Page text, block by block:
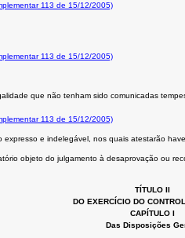
113 de 15/12/2005)
113 de 15/12/2005)
que não tenham sido comunicadas
113 de 15/12/2005)
e indelegável, nos quais atestarão
objeto do julgamento à desaprovação ou
TÍTULO II
DO EXERCÍCIO DO
CAPÍTULO I
Das Disposições